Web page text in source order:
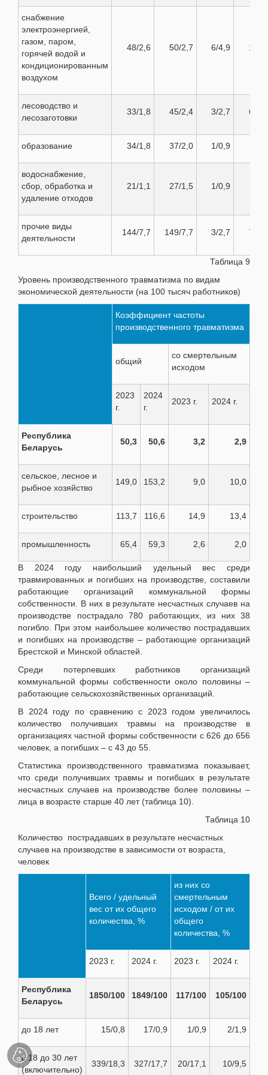
снабжение
электроэнергией,
газом, паром,
горячей водой и
кондиционированным
воздухом
48/2,6 50/2,7 6/4,9 1/1,0
лесоводство и
лесозаготовки
33/1,8 45/2,4 3/2,7 6/5,7
образование 34/1,8 37/2,0 1/0,9
водоснабжение,
сбор, обработка и
удаление отходов
21/1,1 27/1,5 1/0,9
прочие виды
деятельности
144/7,7 149/7,7 3/2,7 7/6,7
Таблица 9
Уровень производственного травматизма по видам
экономической деятельности (на 100 тысяч работников)
Коэффициент частоты
производственного травматизма
общий
со смертельным
исходом
2023
г.
2024
г.
2023 г. 2024 г.
Республика
Беларусь
50,3 50,6 3,2 2,9
сельское, лесное и
рыбное хозяйство
149,0 153,2 9,0 10,0
строительство 113,7 116,6 14,9 13,4
промышленность 65,4 59,3 2,6 2,0
В 2024 году наибольший удельный вес среди
травмированных и погибших на производстве, составили
работающие организаций коммунальной формы
собственности. В них в результате несчастных случаев на
производстве пострадало 780 работающих, из них 38
погибло. При этом наибольшее количество пострадавших
и погибших на производстве – работающие организаций
Брестской и Минской областей.
Среди потерпевших работников организаций
коммунальной формы собственности около половины –
работающие сельскохозяйственных организаций.
В 2024 году по сравнению с 2023 годом увеличилось
количество получивших травмы на производстве в
организациях частной формы собственности с 626 до 656
человек, а погибших – с 43 до 55.
Статистика производственного травматизма показывает,
что среди получивших травмы и погибших в результате
несчастных случаев на производстве более половины –
лица в возрасте старше 40 лет (таблица 10).
Таблица 10
Количество пострадавших в результате несчастных
случаев на производстве в зависимости от возраста,
человек
Всего / удельный
вес от их общего
количества, %
из них со
смертельным
исходом / от их
общего
количества, %
2023 г. 2024 г. 2023 г. 2024 г.
Республика
Беларусь
1850/100 1849/100 117/100 105/100
до 18 лет 15/0,8 17/0,9 1/0,9 2/1,9
с 18 до 30 лет
(включительно)
339/18,3 327/17,7 20/17,1 10/9,5